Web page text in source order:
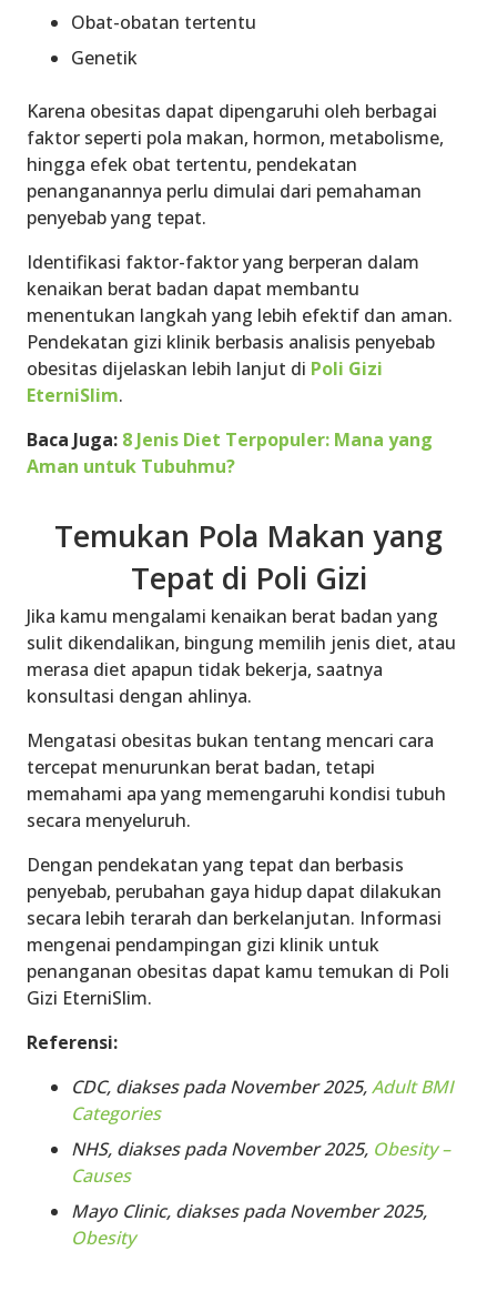
Obat-obatan tertentu
Genetik
Karena obesitas dapat dipengaruhi oleh berbagai
faktor seperti pola makan, hormon, metabolisme,
hingga efek obat tertentu, pendekatan
penanganannya perlu dimulai dari pemahaman
penyebab yang tepat.
Identifikasi faktor-faktor yang berperan dalam
kenaikan berat badan dapat membantu
menentukan langkah yang lebih efektif dan aman.
Pendekatan gizi klinik berbasis analisis penyebab
obesitas dijelaskan lebih lanjut di Poli Gizi
EterniSlim.
Baca Juga: 8 Jenis Diet Terpopuler: Mana yang
Aman untuk Tubuhmu?
Temukan Pola Makan yang
Tepat di Poli Gizi
Jika kamu mengalami kenaikan berat badan yang
sulit dikendalikan, bingung memilih jenis diet, atau
merasa diet apapun tidak bekerja, saatnya
konsultasi dengan ahlinya.
Mengatasi obesitas bukan tentang mencari cara
tercepat menurunkan berat badan, tetapi
memahami apa yang memengaruhi kondisi tubuh
secara menyeluruh.
Dengan pendekatan yang tepat dan berbasis
penyebab, perubahan gaya hidup dapat dilakukan
secara lebih terarah dan berkelanjutan. Informasi
mengenai pendampingan gizi klinik untuk
penanganan obesitas dapat kamu temukan di Poli
Gizi EterniSlim.
Referensi:
CDC, diakses pada November 2025,Adult BMI
Categories
NHS, diakses pada November 2025, Obesity –
Causes
Mayo Clinic, diakses pada November 2025,
Obesity